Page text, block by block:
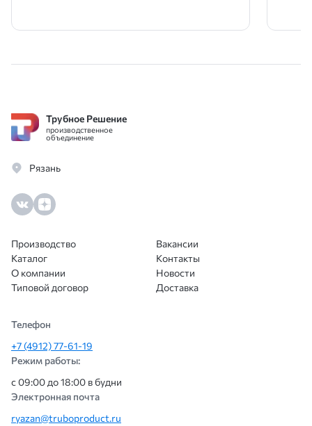
Трубное Решение
производственное
объединение
Рязань
Производство
Каталог
О компании
Типовой договор
Вакансии
Контакты
Новости
Доставка
Телефон
+7 (4912) 77-61-19
Режим работы:
с 09:00 до 18:00 в будни
Электронная почта
ryazan@truboproduct.ru